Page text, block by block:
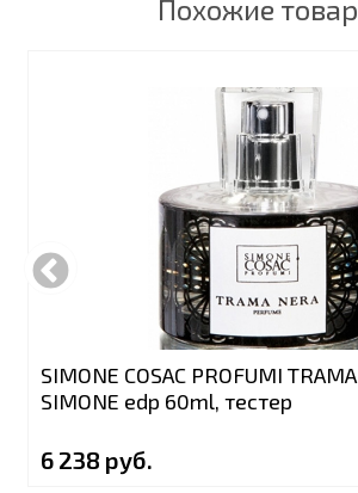
Похожие
SIMONE COSAC PROFUMI
SIMONE edp 60ml, тестер
6 238 руб.